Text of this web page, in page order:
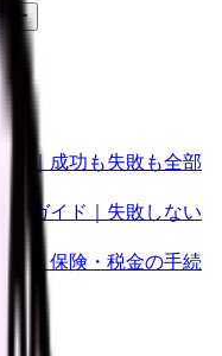
ー
選｜成功も失敗も全部
全ガイド｜失敗しない
金・保険・税金の手続